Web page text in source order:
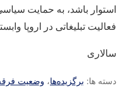
استوار باشد، به حمایت
فعالیت تبلیغاتی در اروپا
سالاری
دسته ها: برگزیده‌ها، وضعیت